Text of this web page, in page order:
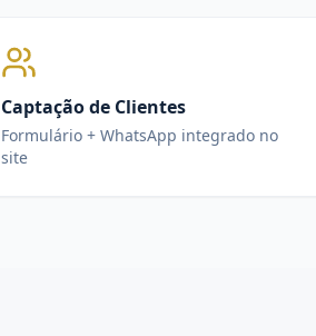
Captação de Clientes
Formulário + WhatsApp integrado no
site